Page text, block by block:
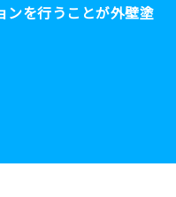
を行うことが外壁塗